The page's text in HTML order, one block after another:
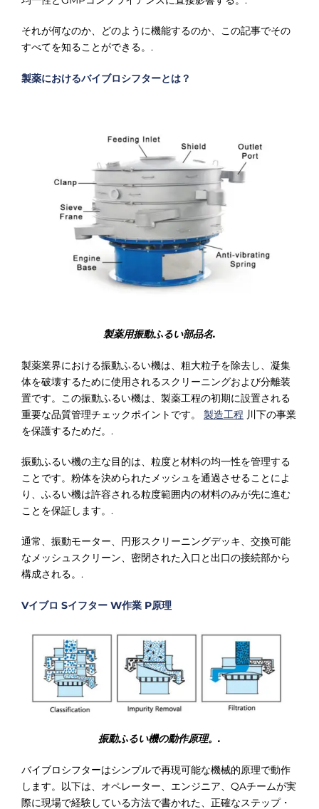
それが何なのか、どのように機能するのか、この記事でその
すべてを知ることができる。.
製薬におけるバイブロシフターとは？
製薬用振動ふるい部品名.
製薬業界における振動ふるい機は、粗大粒子を除去し、凝集
体を破壊するために使用されるスクリーニングおよび分離装
置です。この振動ふるい機は、製薬工程の初期に設置される
重要な品質管理チェックポイントです。 製造工程 川下の事業
を保護するためだ。.
振動ふるい機の主な目的は、粒度と材料の均一性を管理する
ことです。粉体を決められたメッシュを通過させることによ
り、ふるい機は許容される粒度範囲内の材料のみが先に進む
ことを保証します。.
通常、振動モーター、円形スクリーニングデッキ、交換可能
なメッシュスクリーン、密閉された入口と出口の接続部から
構成される。.
Vイブロ Sイフター W作業 P原理
振動ふるい機の動作原理。.
バイブロシフターはシンプルで再現可能な機械的原理で動作
します。以下は、オペレーター、エンジニア、QAチームが実
際に現場で経験している方法で書かれた、正確なステップ・